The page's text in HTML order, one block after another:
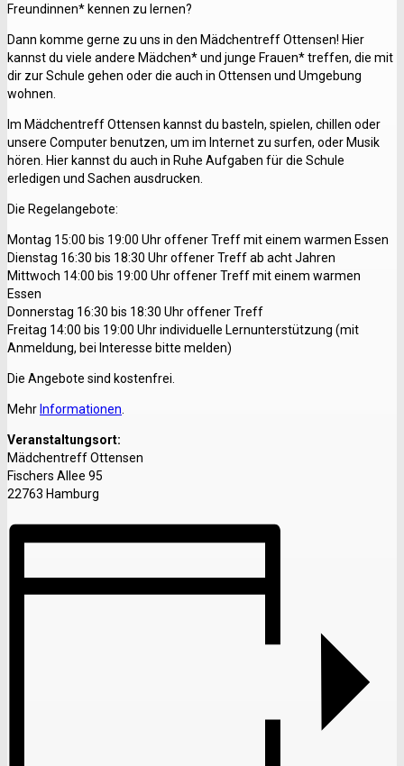
Freundinnen* kennen zu lernen?
Dann komme gerne zu uns in den Mädchentreff Ottensen! Hier
kannst du viele andere Mädchen* und junge Frauen* treffen, die mit
dir zur Schule gehen oder die auch in Ottensen und Umgebung
wohnen.
Im Mädchentreff Ottensen kannst du basteln, spielen, chillen oder
unsere Computer benutzen, um im Internet zu surfen, oder Musik
hören. Hier kannst du auch in Ruhe Aufgaben für die Schule
erledigen und Sachen ausdrucken.
Die Regelangebote:
Montag 15:00 bis 19:00 Uhr offener Treff mit einem warmen Essen
Dienstag 16:30 bis 18:30 Uhr offener Treff ab acht Jahren
Mittwoch 14:00 bis 19:00 Uhr offener Treff mit einem warmen
Essen
Donnerstag 16:30 bis 18:30 Uhr offener Treff
Freitag 14:00 bis 19:00 Uhr individuelle Lernunterstützung (mit
Anmeldung, bei Interesse bitte melden)
Die Angebote sind kostenfrei.
MehrInformationen
Veranstaltungsort:
Mädchentreff Ottensen
Fischers Allee 95
22763 Hamburg